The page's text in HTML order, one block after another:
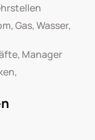
Gas, Wasser,
Manager